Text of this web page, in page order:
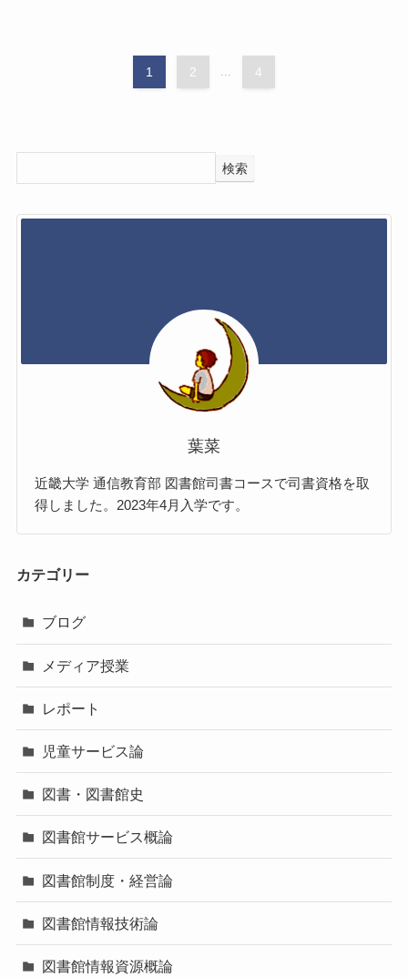
1 2 4
検索
葉菜
近畿大学 通信教育部 図書館司書コースで司書資格を取
得しました。2023年4月入学です。
カテゴリー
ブログ
メディア授業
レポート
児童サービス論
図書・図書館史
図書館サービス概論
図書館制度・経営論
図書館情報技術論
図書館情報資源概論